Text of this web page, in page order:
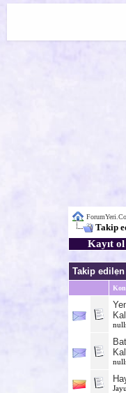
Takip
Kayıt ol
Takip